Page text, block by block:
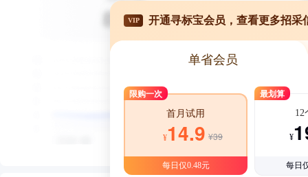
VIP 开通寻标宝会员，查看更多招采
单省会员
限购一次
首月试用
¥14.9 ¥39
每日仅0.48元
最划算
12
¥
每日